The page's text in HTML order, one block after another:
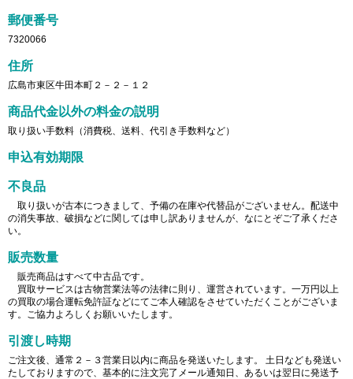
郵便番号
7320066
住所
広島市東区牛田本町２－２－１２
商品代金以外の料金の説明
取り扱い手数料（消費税、送料、代引き手数料など）
申込有効期限
不良品
取り扱いが古本につきまして、予備の在庫や代替品がございません。配送中
の消失事故、破損などに関しては申し訳ありませんが、なにとぞご了承くださ
い。
販売数量
販売商品はすべて中古品です。
買取サービスは古物営業法等の法律に則り、運営されています。一万円以上
の買取の場合運転免許証などにてご本人確認をさせていただくことがございま
す。ご協力よろしくお願いいたします。
引渡し時期
ご注文後、通常２－３営業日以内に商品を発送いたします。 土日なども発送い
たしておりますので、基本的に注文完了メール通知日、あるいは翌日に発送予